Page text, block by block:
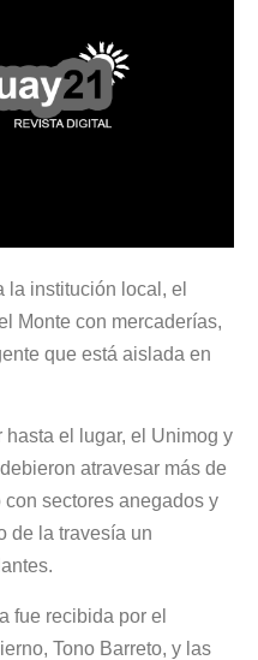
la institución local, el
Monte con mercaderías,
que está aislada en
el lugar, el Unimog y
atravesar más de
sectores anegados y
de la travesía un
fue recibida por el
Tono Barreto, y las